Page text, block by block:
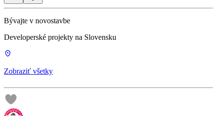
Bývajte v novostavbe
Developerské projekty na Slovensku
Zobraziť všetky